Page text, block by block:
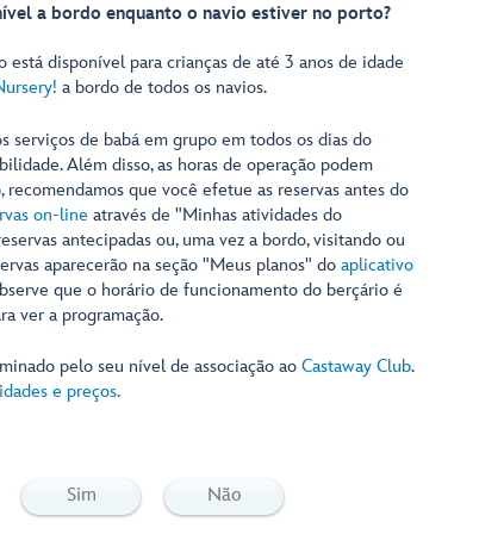
a bordo enquanto o navio estiver no porto?
está disponível para crianças de até 3 anos de idade
a bordo de todos os navios.
serviços de babá em grupo em todos os dias do
Além disso, as horas de operação podem
recomendamos que você efetue as reservas antes do
on-line através de "Minhas atividades do
antecipadas ou, uma vez a bordo, visitando ou
aparecerão na seção "Meus planos" do aplicativo
que o horário de funcionamento do berçário é
ver a programação.
pelo seu nível de associação ao Castaway Club.
e preços.
Sim Não